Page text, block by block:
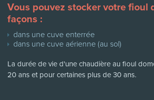
Vous pouvez stocker votre fioul
façons :
dans une cuve enterrée
dans une cuve aérienne (au sol)
La durée de vie d'une chaudière au fioul
20 ans et pour certaines plus de 30 ans.